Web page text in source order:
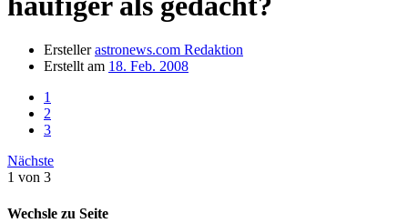
Ersteller astronews.com Redaktion
Erstellt am 18. Feb. 2008
1
2
3
Nächste
1 von 3
Wechsle zu Seite